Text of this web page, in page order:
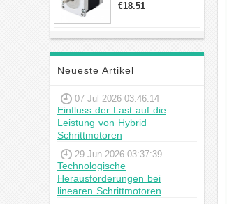
2,5V 4 Drähte
€18.51
Neueste Artikel
07 Jul 2026 03:46:14
Einfluss der Last auf die
Leistung von Hybrid
Schrittmotoren
29 Jun 2026 03:37:39
Technologische
Herausforderungen bei
linearen Schrittmotoren